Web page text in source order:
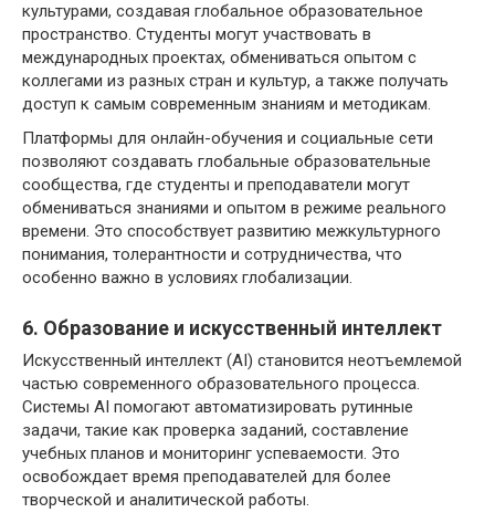
культурами, создавая глобальное образовательное
пространство. Студенты могут участвовать в
международных проектах, обмениваться опытом с
коллегами из разных стран и культур, а также получать
доступ к самым современным знаниям и методикам.
Платформы для онлайн-обучения и социальные сети
позволяют создавать глобальные образовательные
сообщества, где студенты и преподаватели могут
обмениваться знаниями и опытом в режиме реального
времени. Это способствует развитию межкультурного
понимания, толерантности и сотрудничества, что
особенно важно в условиях глобализации.
6. Образование и искусственный интеллект
Искусственный интеллект (AI) становится неотъемлемой
частью современного образовательного процесса.
Системы AI помогают автоматизировать рутинные
задачи, такие как проверка заданий, составление
учебных планов и мониторинг успеваемости. Это
освобождает время преподавателей для более
творческой и аналитической работы.